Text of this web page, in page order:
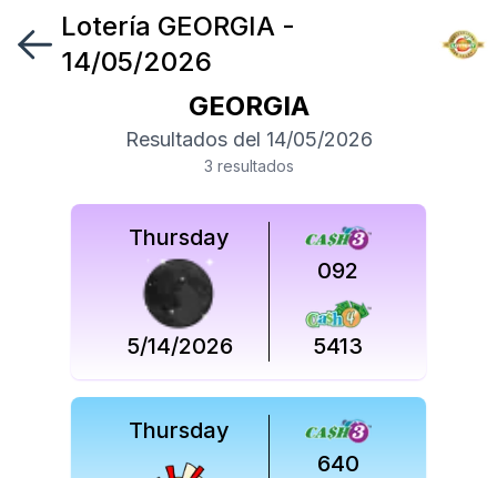
Síguenos
en
Lotería GEORGIA-
14/05/2026
GEORGIA
Resultados del 14/05/2026
3 resultados
Thursday
5/14/2026
092
5413
Thursday
640